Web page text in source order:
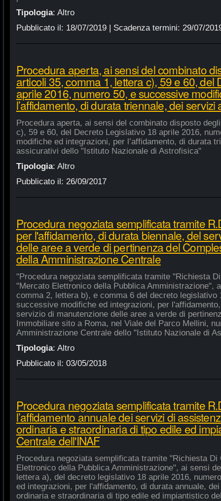
Tipologia: Altro
Pubblicato il: 18/07/2019| Scadenza termini: 29/07/
Procedura aperta, ai sensi del combinato
articoli 35, comma 1, lettera c), 59 e 60, del
aprile 2016, numero 50, e successive
l’affidamento, di durata triennale, dei servizi
Procedura aperta, ai sensi del combinato disposto
c), 59 e 60, del Decreto Legislativo 18 aprile 2016,
modifiche ed integrazioni, per l’affidamento, di durata
assicurativi dello "Istituto Nazionale di Astrofisica"
Tipologia: Altro
Pubblicato il: 26/09/2017
Procedura negoziata semplificata tramite
per l'affidamento, di durata biennale, del
delle aree a verde di pertinenza del
della Amministrazione Centrale
"Procedura negoziata semplificata tramite "Richiesta
"Mercato Elettronico della Pubblica Amministrazione",
comma 2, lettera b), e comma 6 del decreto legislativo
successive modifiche ed integrazioni, per
servizio di manutenzione delle aree a verde di
Immobiliare sito a Roma, nel Viale del Parco Mellini,
Amministrazione Centrale dello "Istituto Nazionale di
Tipologia: Altro
Pubblicato il: 03/05/2018
Procedura negoziata semplificata tramite
l’affidamento annuale dei servizi di
ordinaria e straordinaria di tipo edile ed
Centrale dell'INAF
Procedura negoziata semplificata tramite "Richiesta
Elettronico della Pubblica Amministrazione", ai sensi
lettera a), del decreto legislativo 18 aprile 2016,
ed integrazioni, per l'affidamento, di durata annuale,
ordinaria e straordinaria di tipo edile ed impiantistico